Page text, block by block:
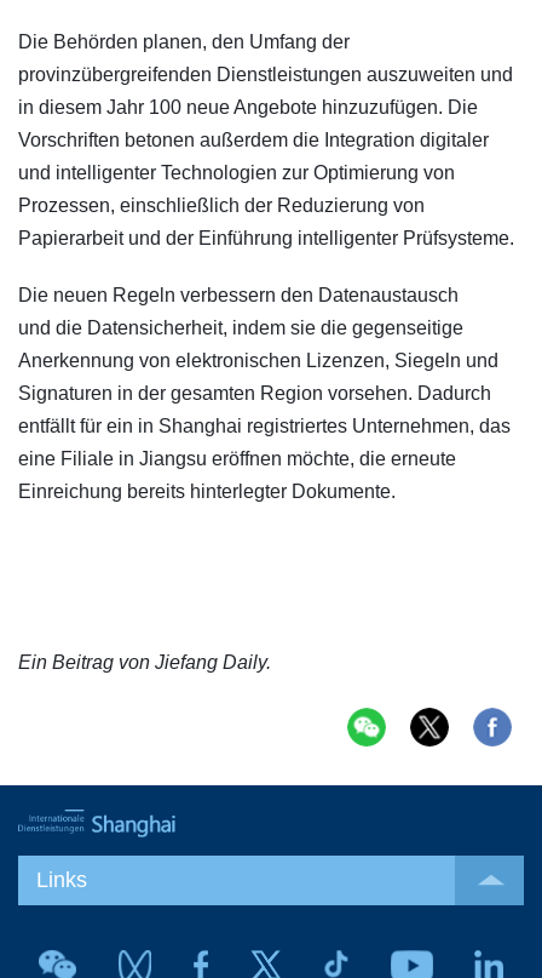
Die Behörden planen, den Umfang der
provinzübergreifenden Dienstleistungen auszuweiten und
in diesem Jahr 100 neue Angebote hinzuzufügen. Die
Vorschriften betonen außerdem die Integration digitaler
und intelligenter Technologien zur Optimierung von
Prozessen, einschließlich der Reduzierung von
Papierarbeit und der Einführung intelligenter Prüfsysteme.
Die neuen Regeln verbessern den Datenaustausch
und die Datensicherheit, indem sie die gegenseitige
Anerkennung von elektronischen Lizenzen, Siegeln und
Signaturen in der gesamten Region vorsehen. Dadurch
entfällt für ein in Shanghai registriertes Unternehmen, das
eine Filiale in Jiangsu eröffnen möchte, die erneute
Einreichung bereits hinterlegter Dokumente.
Ein Beitrag von Jiefang Daily.
Links